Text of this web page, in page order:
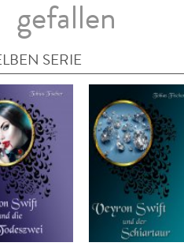
gefallen
SERIE